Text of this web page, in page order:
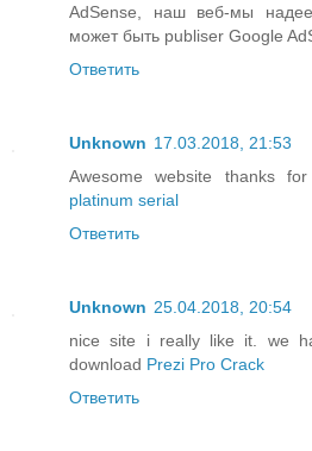
AdSense, наш веб-мы
может быть publiser Google
Ответить
Unknown 17.03.2018, 21:53
Awesome website thanks
platinum serial
Ответить
Unknown 25.04.2018, 20:54
nice site i really like it. we
download Prezi Pro Crack
Ответить